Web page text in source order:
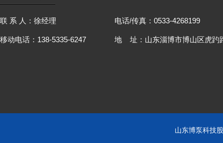
联 系 人：徐经理
移动电话：138-5335-6247
电话/传真：0533-4268199
地 址：山东淄博市博山区虎趵
山东博泵科技